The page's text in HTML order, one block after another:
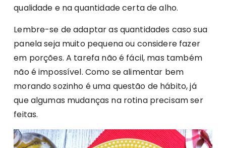
qualidade e na quantidade certa de alho.
Lembre-se de adaptar as quantidades caso sua
panela seja muito pequena ou considere fazer
em porções. A tarefa não é fácil, mas também
não é impossível. Como se alimentar bem
morando sozinho é uma questão de hábito, já
que algumas mudanças na rotina precisam ser
feitas.